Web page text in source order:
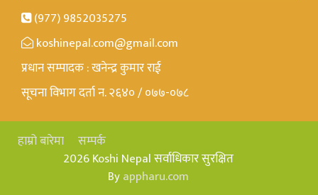
(977) 9852035275
koshinepal.com@gmail.com
प्रधान सम्पादक : खनेन्द्र कुमार राई
सूचना विभाग दर्ता न. २६४० / ०७७-०७८
हाम्रो बारेमा
सम्पर्क
2026 Koshi Nepal सर्वाधिकार सुरक्षित
Byappharu.com